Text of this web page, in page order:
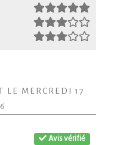
LE MERCREDI 17
Avis vérifié